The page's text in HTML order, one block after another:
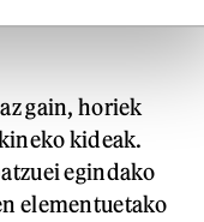
gain, horiek
kideak.
egindako
elementuetako